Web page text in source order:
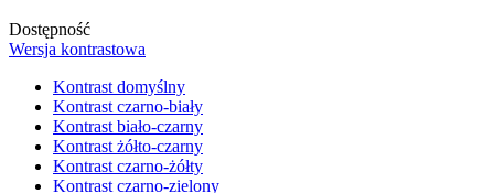
Dostępność
Wersja kontrastowa
Kontrast domyślny
Kontrast czarno-biały
Kontrast biało-czarny
Kontrast żółto-czarny
Kontrast czarno-żółty
Kontrast czarno-zielony